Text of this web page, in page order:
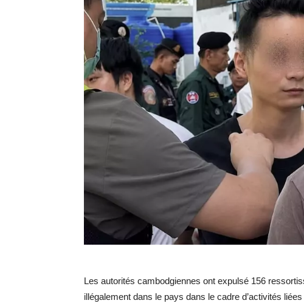
Les autorités cambodgiennes ont expulsé 156
illégalement dans le pays dans le cadre d’activités